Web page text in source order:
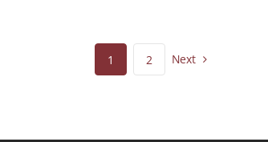
1 2 Next